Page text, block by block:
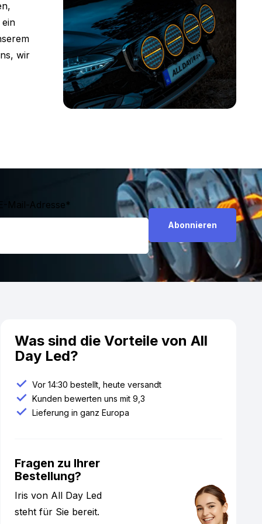
wir
Mail-Adresse*
Was sind die Vorteile von All
Day Led?
Vor 14:30 bestellt, heute versandt
Kunden bewerten uns mit 9,3
Lieferung in ganz Europa
Fragen zu Ihrer
Bestellung?
Iris von All Day Led
steht für Sie bereit.